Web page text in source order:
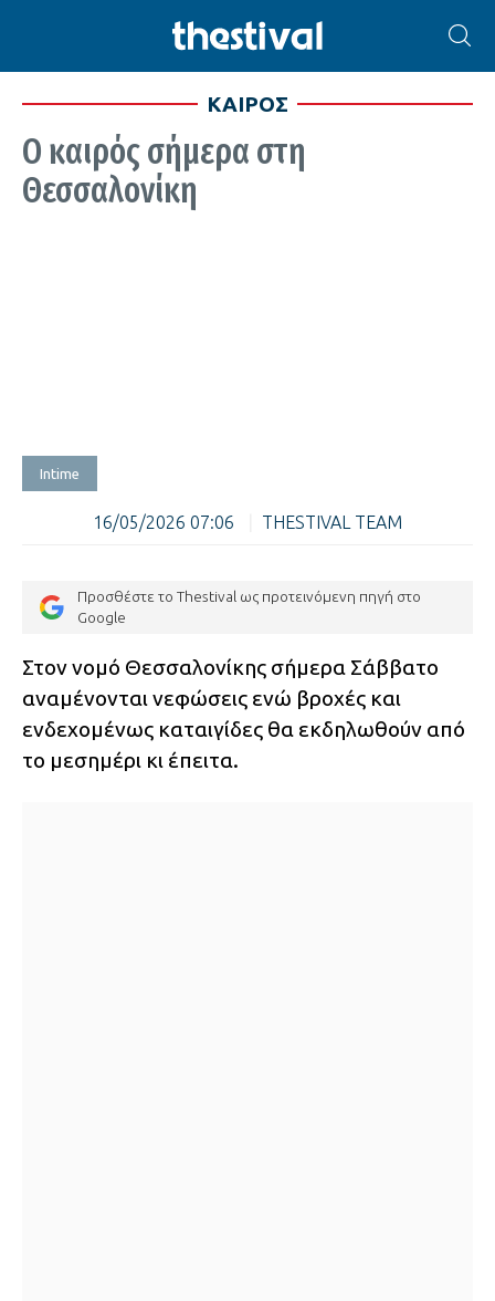
ΚΑΙΡΟΣ
Ο καιρός σήμερα στη
Θεσσαλονίκη
Intime
16/05/2026 07:06 THESTIVAL TEAM
Προσθέστε το Thestival ως προτεινόμενη πηγή στο
Google
Στον νομό Θεσσαλονίκης σήμερα Σάββατο
αναμένονται νεφώσεις ενώ βροχές και
ενδεχομένως καταιγίδες θα εκδηλωθούν από
το μεσημέρι κι έπειτα.